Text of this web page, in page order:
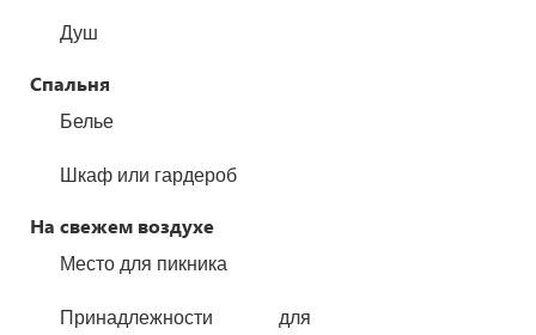
Душ
Спальня
Белье
Шкаф или гардероб
На свежем воздухе
Место для пикника
Принадлежности для